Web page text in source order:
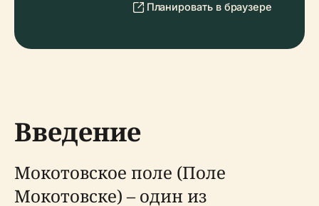
Планировать в браузере
Введение
Мокотовское поле (Поле
Мокотовске) – один из